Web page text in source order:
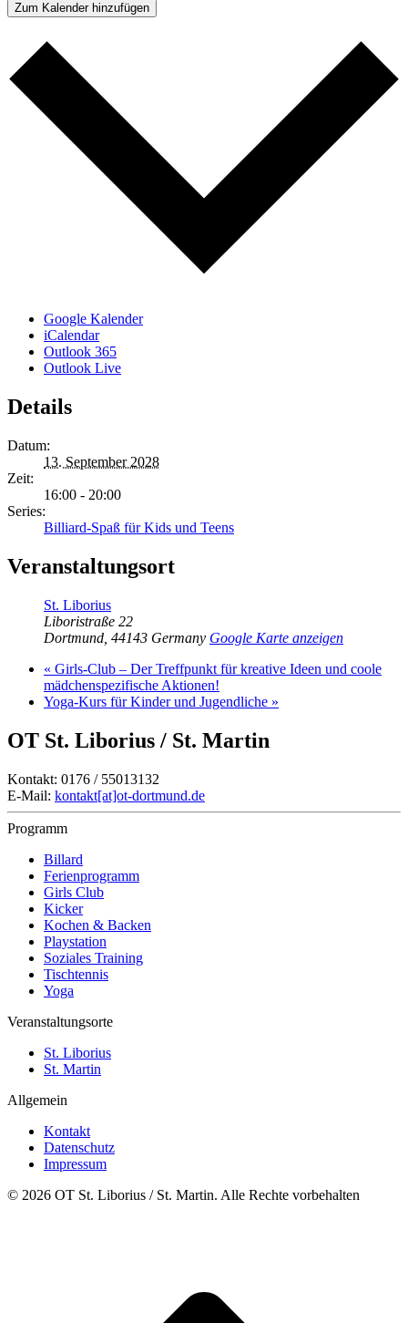
Zum Kalender hinzufügen
Google Kalender
iCalendar
Outlook 365
Outlook Live
Details
Datum:
13. September 2028
Zeit:
16:00 - 20:00
Series:
Billiard-Spaß für Kids und Teens
Veranstaltungsort
St. Liborius
Liboristraße 22
Dortmund 44143 Germany Google Karte anzeigen
« Girls-Club – Der Treffpunkt für kreative Ideen und coole
mädchenspezifische Aktionen!
Yoga-Kurs für Kinder und Jugendliche »
OT St. Liborius / St. Martin
Kontakt: 0176 / 55013132
E-Mail: kontakt[at]ot-dortmund.de
Programm
Billard
Ferienprogramm
Girls Club
Kicker
Kochen & Backen
Playstation
Soziales Training
Tischtennis
Yoga
Veranstaltungsorte
St. Liborius
St. Martin
Allgemein
Kontakt
Datenschutz
Impressum
© 2026 OT St. Liborius / St. Martin. Alle Rechte vorbehalten